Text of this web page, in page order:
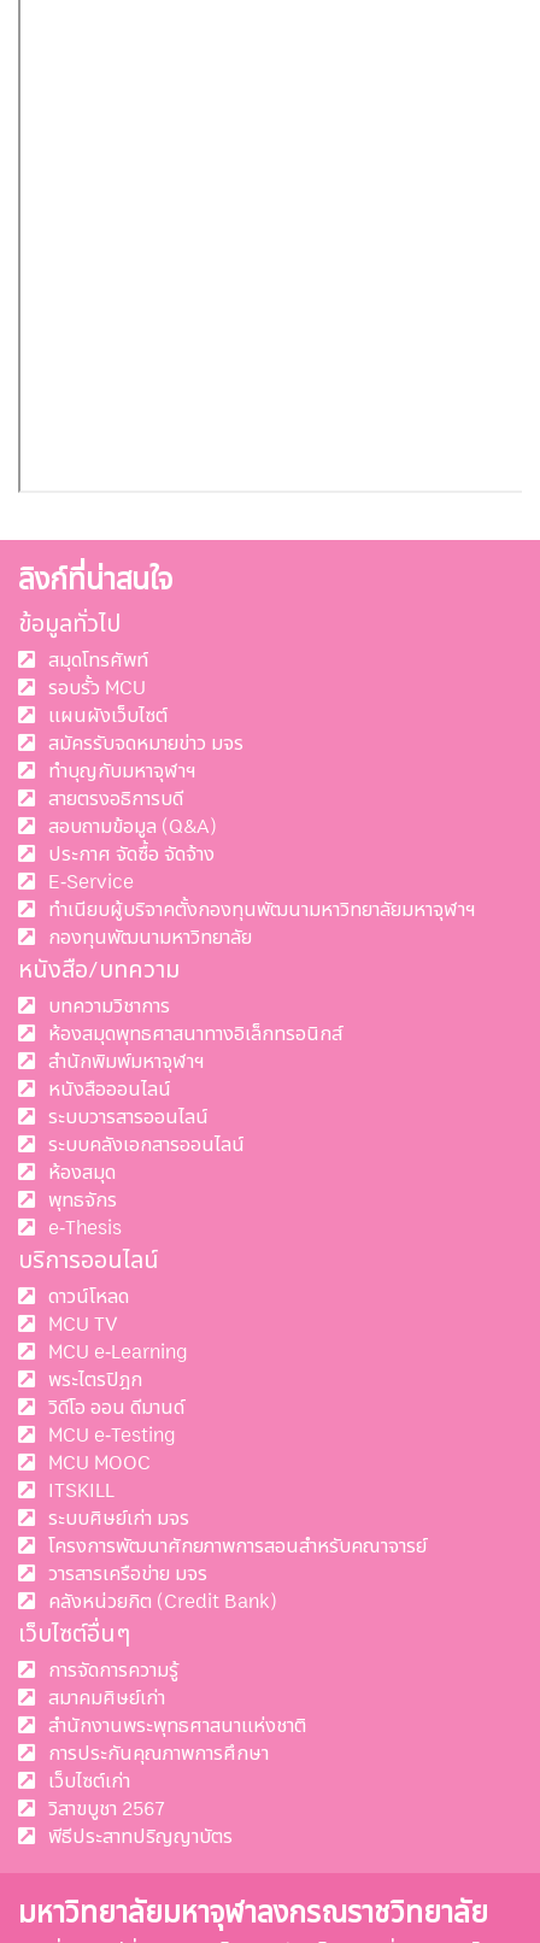
ลิงก์ที่น่าสนใจ
ข้อมูลทั่วไป
สมุดโทรศัพท์
รอบรั้ว MCU
แผนผังเว็บไซต์
สมัครรับจดหมายข่าว มจร
ทำบุญกับมหาจุฬาฯ
สายตรงอธิการบดี
สอบถามข้อมูล (Q&A)
ประกาศ จัดซื้อ จัดจ้าง
E-Service
ทำเนียบผู้บริจาคตั้งกองทุนพัฒนามหาวิทยาลัยมหาจุฬาฯ
กองทุนพัฒนามหาวิทยาลัย
หนังสือ/บทความ
บทความวิชาการ
ห้องสมุดพุทธศาสนาทางอิเล็กทรอนิกส์
สำนักพิมพ์มหาจุฬาฯ
หนังสือออนไลน์
ระบบวารสารออนไลน์
ระบบคลังเอกสารออนไลน์
ห้องสมุด
พุทธจักร
e-Thesis
บริการออนไลน์
ดาวน์โหลด
MCU TV
MCU e-Learning
พระไตรปิฎก
วิดีโอ ออน ดีมานด์
MCU e-Testing
MCU MOOC
ITSKILL
ระบบศิษย์เก่า มจร
โครงการพัฒนาศักยภาพการสอนสำหรับคณาจารย์
วารสารเครือข่าย มจร
คลังหน่วยกิต (Credit Bank)
เว็บไซต์อื่นๆ
การจัดการความรู้
สมาคมศิษย์เก่า
สำนักงานพระพุทธศาสนาแห่งชาติ
การประกันคุณภาพการศึกษา
เว็บไซต์เก่า
วิสาขบูชา 2567
พีธีประสาทปริญญาบัตร
มหาวิทยาลัยมหาจุฬาลงกรณราชวิทยาลัย